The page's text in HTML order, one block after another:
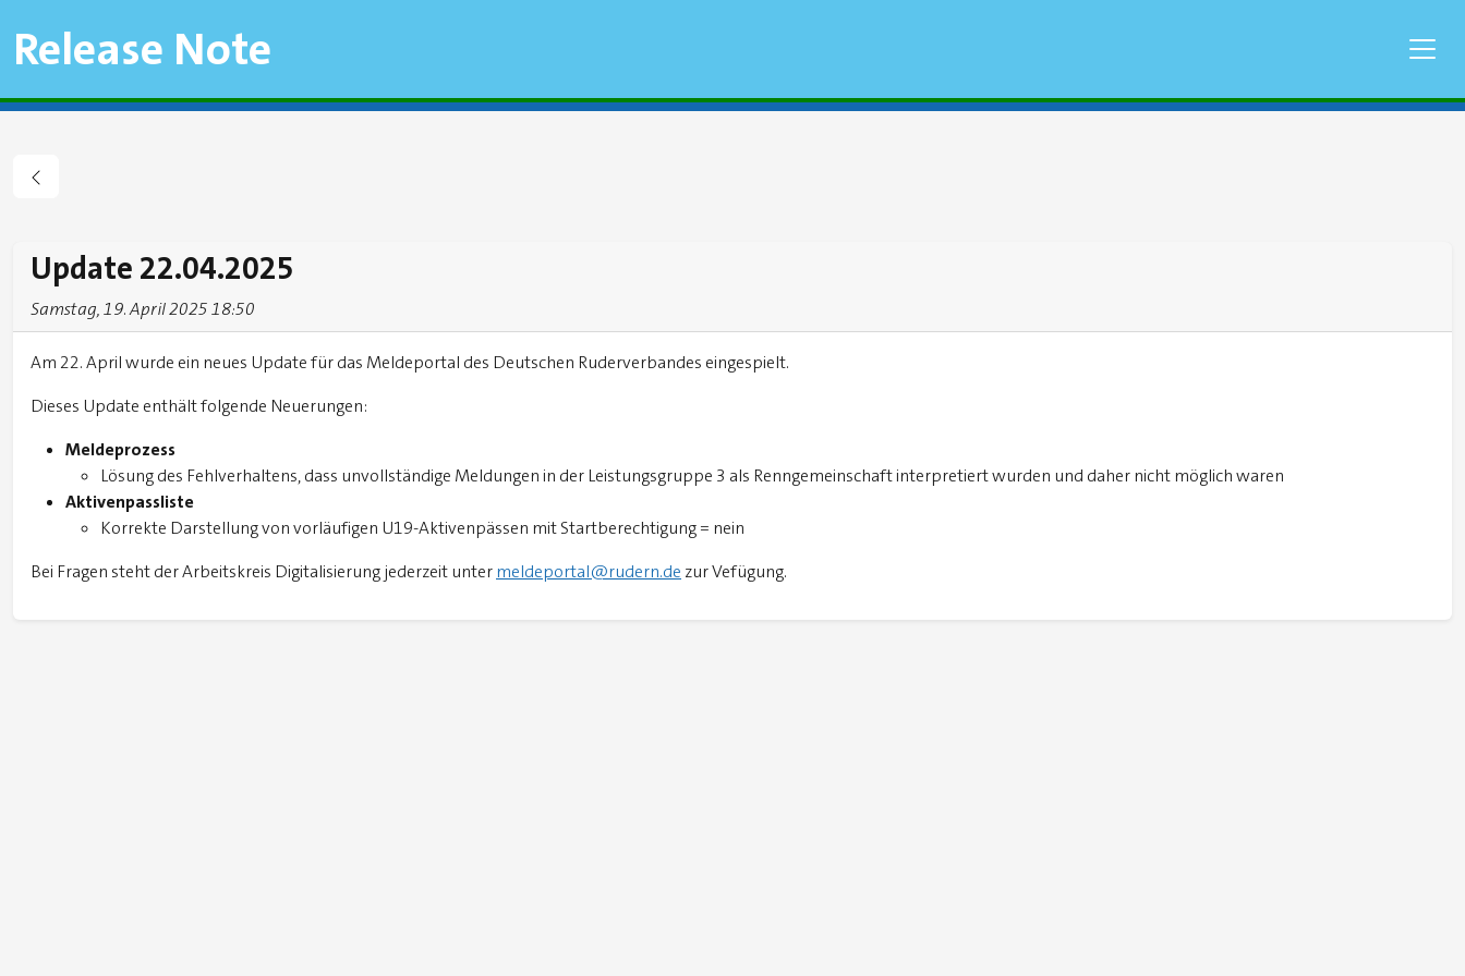
Release Note
Update 22.04.2025
Samstag, 19. April 2025 18:50
Am 22. April wurde ein neues Update für das Meldeportal des Deutschen Ruderverbandes eingespielt.
Dieses Update enthält folgende Neuerungen:
Meldeprozess
Lösung des Fehlverhaltens, dass unvollständige Meldungen in der Leistungsgruppe 3 als Renngemeinschaft interpretiert wurden und daher nicht möglich waren
Aktivenpassliste
Korrekte Darstellung von vorläufigen U19-Aktivenpässen mit Startberechtigung = nein
Bei Fragen steht der Arbeitskreis Digitalisierung jederzeit untermeldeportal@rudern.de zur Vefügung.